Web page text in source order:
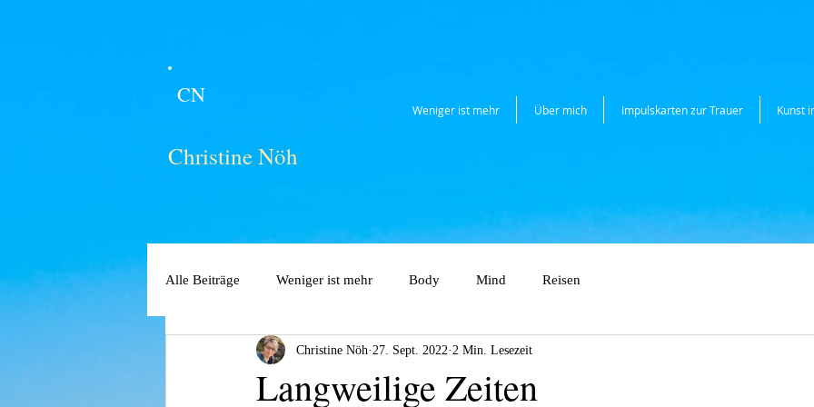
Weniger ist mehr Über mich Impulskarten zur Trauer Kunst
CN
Christine Nöh
Alle Beiträge Weniger ist mehr Body Mind Reisen
Langweilige Zeiten
Christine Nöh 27. Sept. 2022 2 Min. Lesezeit